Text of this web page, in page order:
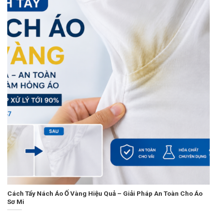
Cách Tẩy Nách Áo Ố Vàng Hiệu Quả – Giải Pháp An Toàn Cho Áo
Sơ Mi